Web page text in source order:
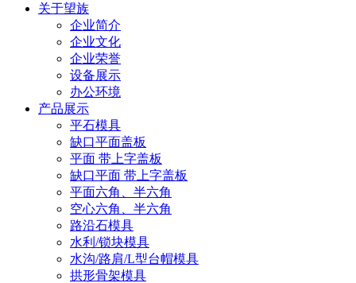
关于望族
企业简介
企业文化
企业荣誉
设备展示
办公环境
产品展示
平石模具
缺口平面盖板
平面 带上字盖板
缺口平面 带上字盖板
平面六角、半六角
空心六角、半六角
路沿石模具
水利/锁块模具
水沟/路肩/L型台帽模具
拱形骨架模具